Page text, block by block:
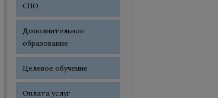
СПО
Дополнительное
образование
Целевое обучение
Оплата услуг